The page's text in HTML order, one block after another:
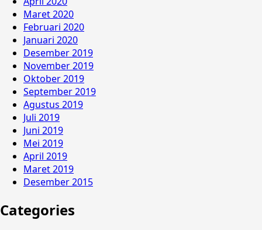
Maret 2020
Februari 2020
Januari 2020
Desember 2019
November 2019
Oktober 2019
September 2019
Agustus 2019
Juli 2019
Juni 2019
Mei 2019
April 2019
Maret 2019
Desember 2015
Categories